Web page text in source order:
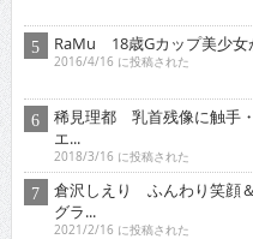
RaMu 18歳Gカップ美少女
2016/4/16 に投稿された
稀見理都 乳首残像に触手
エ...
2018/3/16 に投稿された
倉沢しえり ふんわり笑顔
グラ...
2021/2/16 に投稿された